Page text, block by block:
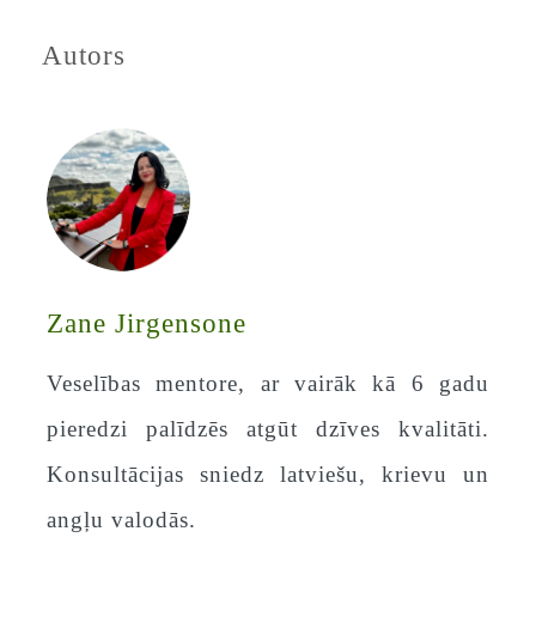
Autors
Zane Jirgensone
Veselības mentore, ar vairāk kā 6 gadu
pieredzi palīdzēs atgūt dzīves kvalitāti.
Konsultācijas sniedz latviešu, krievu un
angļu valodās.